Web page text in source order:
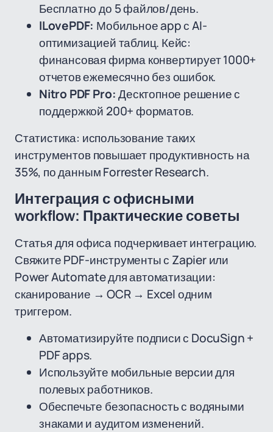
Бесплатно до 5 файлов/день.
ILovePDF: Мобильное app с AI-
оптимизацией таблиц. Кейс:
финансовая фирма конвертирует 1000+
отчетов ежемесячно без ошибок.
Nitro PDF Pro:Десктопное решение с
поддержкой 200+ форматов.
Статистика: использование таких
инструментов повышает продуктивность на
35%, по данным Forrester Research.
Интеграция с офисными
workflow: Практические советы
Статья для офиса подчеркивает интеграцию.
Свяжите PDF-инструменты с Zapier или
Power Automate для автоматизации:
сканирование → OCR → Excel одним
триггером.
Автоматизируйте подписи с DocuSign +
PDF apps.
Используйте мобильные версии для
полевых работников.
Обеспечьте безопасность с водяными
знаками и аудитом изменений.